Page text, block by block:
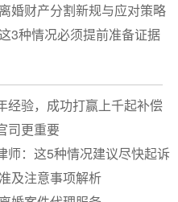
婚财产分割新规与应对策略
3种情况必须提前准备证据
经验，成功打赢上千起补偿
司更重要
师：这5种情况建议尽快起诉
及注意事项解析